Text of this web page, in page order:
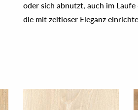
die mit zeitloser Eleganz